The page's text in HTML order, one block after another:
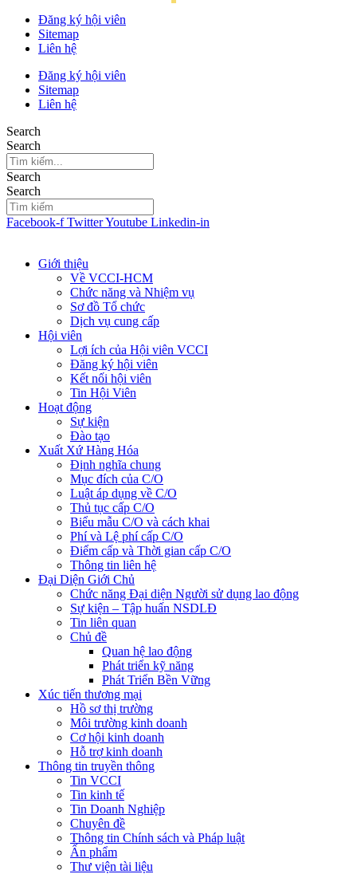
Đăng ký hội viên
Sitemap
Liên hệ
Đăng ký hội viên
Sitemap
Liên hệ
Search
Search
Search
Search
Facebook-f TwitterYoutube Linkedin-in
Giới thiệu
Về VCCI-HCM
Chức năng và Nhiệm vụ
Sơ đồ Tổ chức
Dịch vụ cung cấp
Hội viên
Lợi ích của Hội viên VCCI
Đăng ký hội viên
Kết nối hội viên
Tin Hội Viên
Hoạt động
Sự kiện
Đào tạo
Xuất Xứ Hàng Hóa
Định nghĩa chung
Mục đích của C/O
Luật áp dụng về C/O
Thủ tục cấp C/O
Biểu mẫu C/O và cách khai
Phí và Lệ phí cấp C/O
Điểm cấp và Thời gian cấp C/O
Thông tin liên hệ
Đại Diện Giới Chủ
Chức năng Đại diện Người sử dụng lao động
Sự kiện – Tập huấn NSDLĐ
Tin liên quan
Chủ đề
Quan hệ lao động
Phát triển kỹ năng
Phát Triển Bền Vững
Xúc tiến thương mại
Hồ sơ thị trường
Môi trường kinh doanh
Cơ hội kinh doanh
Hỗ trợ kinh doanh
Thông tin truyền thông
Tin VCCI
Tin kinh tế
Tin Doanh Nghiệp
Chuyên đề
Thông tin Chính sách và Pháp luật
Ấn phẩm
Thư viện tài liệu